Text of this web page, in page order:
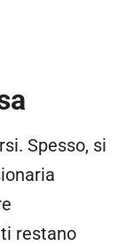
Spesso, si
restano